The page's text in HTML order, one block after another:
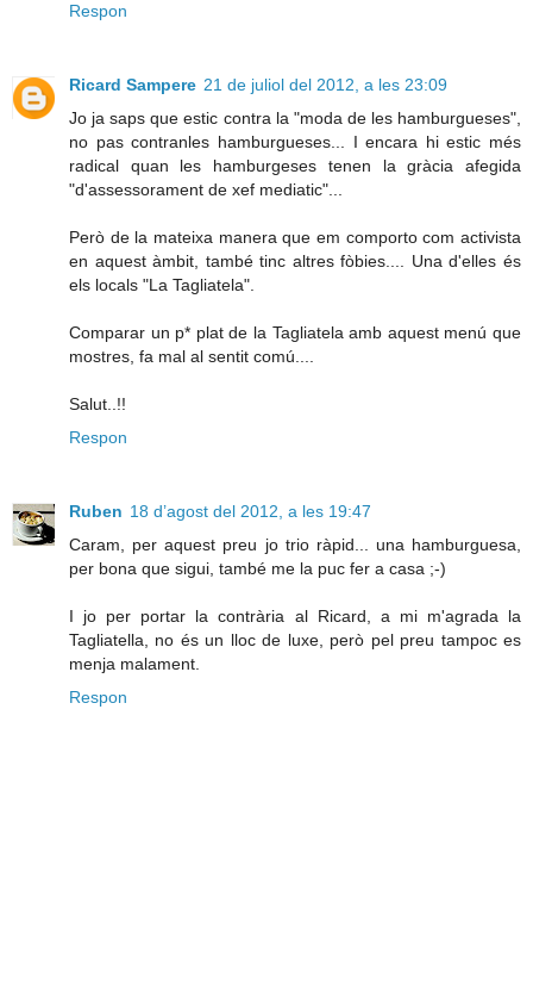
Respon
Ricard Sampere 21 de juliol del 2012, a les 23:09
Jo ja saps que estic contra la "moda de les hamburgueses",
no pas contranles hamburgueses... I encara hi estic més
radical quan les hamburgeses tenen la gràcia afegida
"d'assessorament de xef mediatic"...
Però de la mateixa manera que em comporto com activista
en aquest àmbit, també tinc altres fòbies.... Una d'elles és
els locals "La Tagliatela".
Comparar un p* plat de la Tagliatela amb aquest menú que
mostres, fa mal al sentit comú....
Salut..!!
Respon
Ruben 18 d’agost del 2012, a les 19:47
Caram, per aquest preu jo trio ràpid... una hamburguesa,
per bona que sigui, també me la puc fer a casa ;-)
I jo per portar la contrària al Ricard, a mi m'agrada la
Tagliatella, no és un lloc de luxe, però pel preu tampoc es
menja malament.
Respon